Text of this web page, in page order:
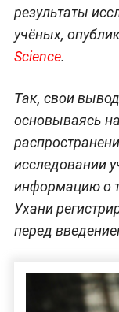
результаты
учёных,
Science.
Так, свои
основываясь
исследовании
информацию о
Ухани
перед